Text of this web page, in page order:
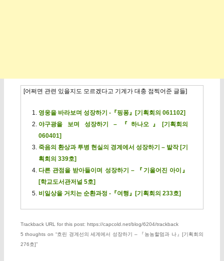
[어쩌면 관련 있을지도 모르겠다고 기계가 대충 점찍어준 글들]
영웅을 바라보며 성장하기 -『핑퐁』[기획회의 061102]
야구광을 보며 성장하기 – 『하나오』[기획회의
060401]
죽음의 환상과 투병 현실의 경계에서 성장하기 – 발작 [기
획회의 339호]
다른 관점을 받아들이며 성장하기 – 『기울어진 아이』
[학교도서관저널 5호]
비일상을 거치는 순환과정 -『여행』[기획회의 233호]
Trackback URL for this post: https://capcold.net/blog/6204/trackback
5 thoughts on “흐린 경계선의 세계에서 성장하기 – 『농농할멈과 나』[기획회의
276호]”